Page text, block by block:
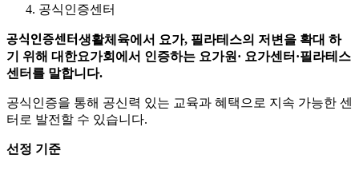
공식인증센터
공식인증센터 생활체육에서 요가, 필라테스의 저변을 확대 하
기 위해 대한요가회에서 인증하는 요가원· 요가센터·필라테스
센터를 말합니다.
공식인증을 통해 공신력 있는 교육과 혜택으로 지속 가능한 센
터로 발전할 수 있습니다.
선정 기준